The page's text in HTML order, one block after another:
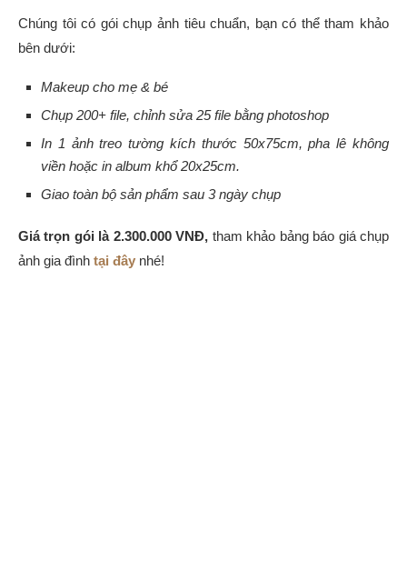
Chúng tôi có gói chụp ảnh tiêu chuẩn, bạn có thể tham khảo
bên dưới:
Makeup cho mẹ & bé
Chụp 200+ file, chỉnh sửa 25 file bằng photoshop
In 1 ảnh treo tường kích thước 50x75cm, pha lê không
viền hoặc in album khổ 20x25cm.
Giao toàn bộ sản phẩm sau 3 ngày chụp
Giá trọn gói là 2.300.000 VNĐ, tham khảo bảng báo giá chụp
ảnh gia đình tại đây nhé!